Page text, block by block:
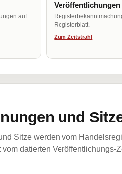
auf
Veröffentlichungen
Registerblatt.
Zum Zeitstrahl
und
Sitze werden vom
datierten Veröffentlichungs-